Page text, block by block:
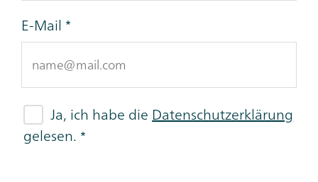
E-Mail
Ja, ich habe dieDatenschutzerklärung
gelesen.